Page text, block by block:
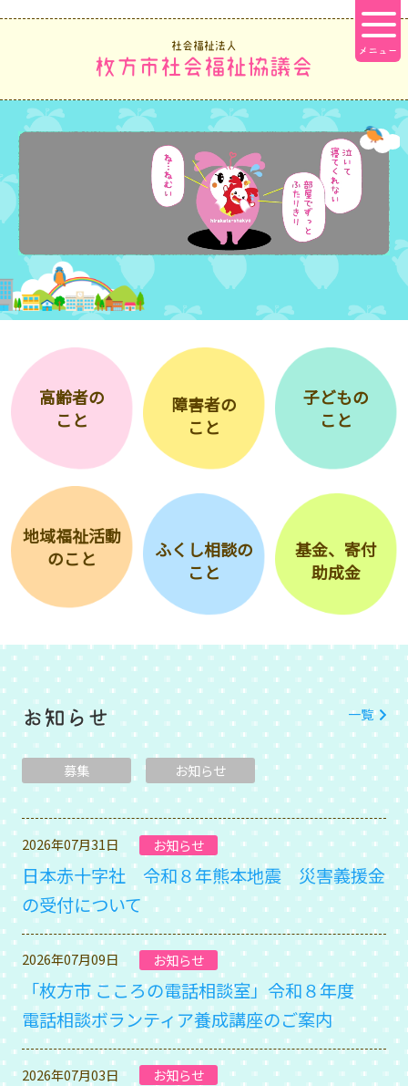
社会福祉法人
枚方市社会福祉協議会
高齢者の
こと
障害者の
こと
子どもの
こと
地域福祉活動
のこと
ふくし相談の
こと
基金、寄付
助成金
お知らせ
募集 お知らせ
一覧
2026年07月31日 お知らせ
日本赤十字社 令和８年熊本地震 災害義援金
の受付について
2026年07月09日 お知らせ
「枚方市 こころの電話相談室」令和８年度
電話相談ボランティア養成講座のご案内
2026年07月03日 お知らせ